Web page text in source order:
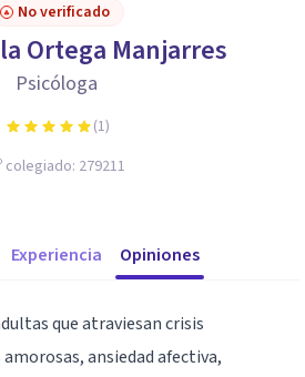
No verificado
Ortega Manjarres
Psicóloga
(1)
colegiado: 279211
Experiencia Opiniones
que atraviesan crisis
ansiedad afectiva,